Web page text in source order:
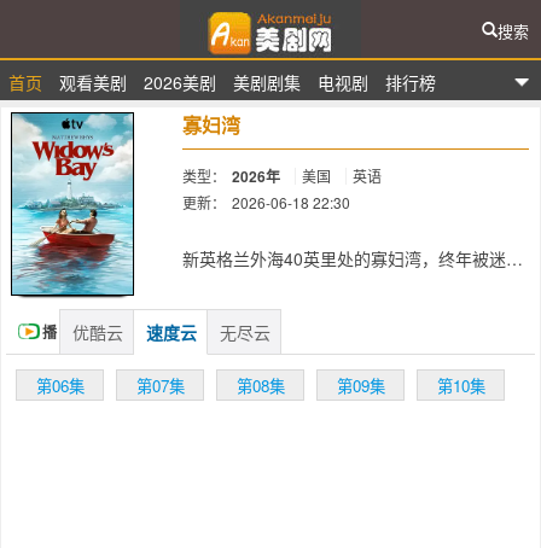
爱看美剧网
首页 观看美剧 2026美剧 美剧剧集 电视剧 排行榜
搜索
寡妇湾
类型： 2026年 美国
英语
更新：
2026-06-18 22:30
新英格兰外海40英里处的寡妇湾，终年被迷雾
海的渔民葬身深海，只留下满岛寡妇与一道血
色诅咒。新任市长汤姆·洛夫蒂斯决心振兴衰败
的小镇，不顾居民的警告，强行开放旅游。没
有稳定的网络，只有居民口中荒诞的诅咒传
说，他不信邪，努力吸引游客前来。当游客的
播 优酷云 速度云 无尽云
第06集 第07集 第08集 第09集 第10集